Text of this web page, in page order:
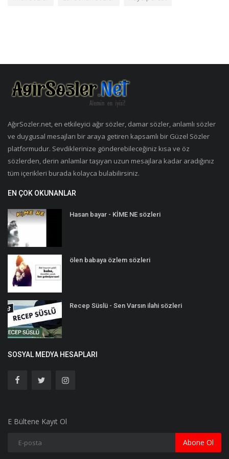
AğırSozler.net, en etkileyici ağır sözler, damar sözler, anlamlı sözler
ve duygusal mesajları bir araya getiren kapsamlı bir Güzel Sözler
platformudur. Sevdiklerinize gönderebileceğiniz kısa ve öz
sözlerden, derin anlamlar taşıyan uzun mesajlara kadar aradığınız
tüm içerikleri burada kolayca bulabilirsiniz.
EN ÇOK OKUNANLAR
Hasan bayar - KİME NE sözleri
ölen babaya özlem sözleri
Recep Süslü - Sen Varsın ilahi sözleri
SOSYAL MEDYA HESAPLARI
E Bültene Kayıt Ol
Abone Ol